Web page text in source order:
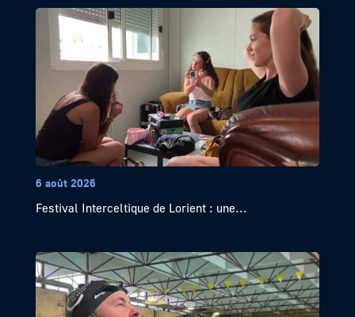
6 août 2026
Festival Interceltique de Lorient : une...